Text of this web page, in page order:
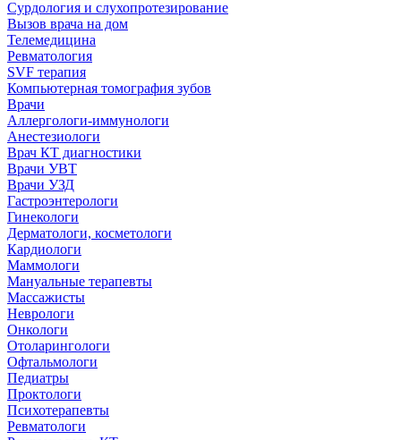
Сурдология и слухопротезирование
Вызов врача на дом
Телемедицина
Ревматология
SVF терапия
Компьютерная томография зубов
Врачи
Аллергологи-иммунологи
Анестезиологи
Врач КТ диагностики
Врачи УВТ
Врачи УЗД
Гастроэнтерологи
Гинекологи
Дерматологи, косметологи
Кардиологи
Маммологи
Мануальные терапевты
Массажисты
Неврологи
Онкологи
Отоларингологи
Офтальмологи
Педиатры
Проктологи
Психотерапевты
Ревматологи